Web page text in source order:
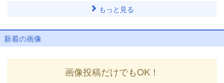
もっと見る
新着の画像
画像投稿だけでもOK！